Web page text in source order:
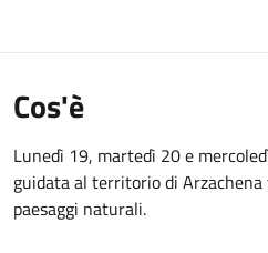
Cos'è
Lunedì 19, martedì 20 e
guidata al territorio di
paesaggi naturali.